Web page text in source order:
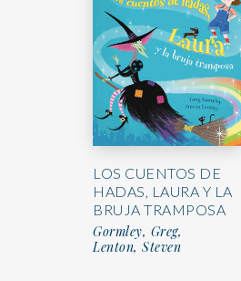
LOS CUENTOS DE
HADAS, LAURA Y LA
BRUJA TRAMPOSA
Gormley, Greg,
Lenton, Steven